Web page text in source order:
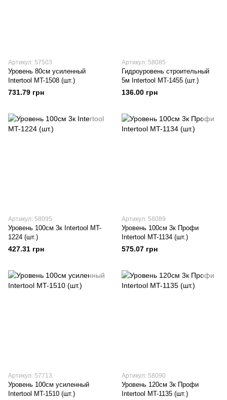
Артикул: 57503
Уровень 80см усиленный
Intertool MT-1508 (шт.)
731.79 грн
Артикул: 58085
Гидроуровень строительный
5м Intertool MT-1455 (шт.)
136.00 грн
Артикул: 58095
Уровень 100см 3к Intertool MT-
1224 (шт.)
427.31 грн
Артикул: 58089
Уровень 100см 3к Профи
Intertool MT-1134 (шт.)
575.07 грн
Артикул: 57713
Уровень 100см усиленный
Intertool MT-1510 (шт.)
Артикул: 58090
Уровень 120см 3к Профи
Intertool MT-1135 (шт.)